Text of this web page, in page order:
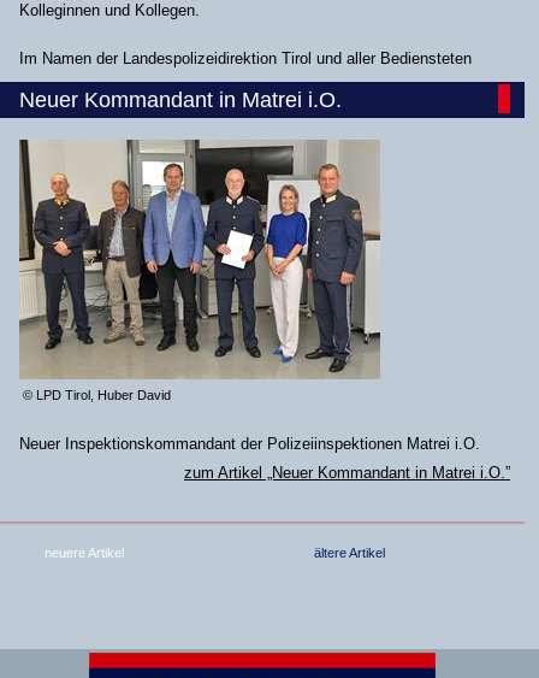
Kolleginnen und Kollegen.
Im Namen der Landespolizeidirektion Tirol und aller Bediensteten
Neuer Kommandant in Matrei i.O.
© LPD Tirol, Huber David
Neuer Inspektionskommandant der Polizeiinspektionen Matrei i.O.
zum Artikel „Neuer Kommandant in Matrei i.O.”
neuere Artikel ältere Artikel